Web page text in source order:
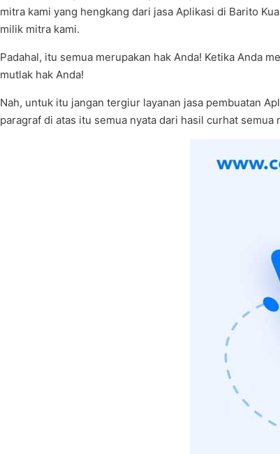
mitra kami yang hengkang dari jasa Aplikasi di Barito
milik mitra kami.
Padahal, itu semua merupakan hak Anda! Ketika Anda
mutlak hak Anda!
Nah, untuk itu jangan tergiur layanan jasa pembuatan
paragraf di atas itu semua nyata dari hasil curhat